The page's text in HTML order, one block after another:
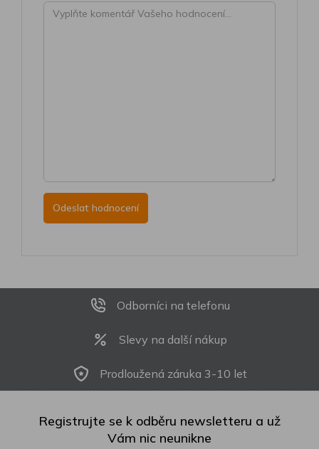
Odborníci na telefonu
Slevy na další nákup
Prodloužená záruka 3-10 let
Registrujte se k odběru newsletteru a už
Vám nic neunikne